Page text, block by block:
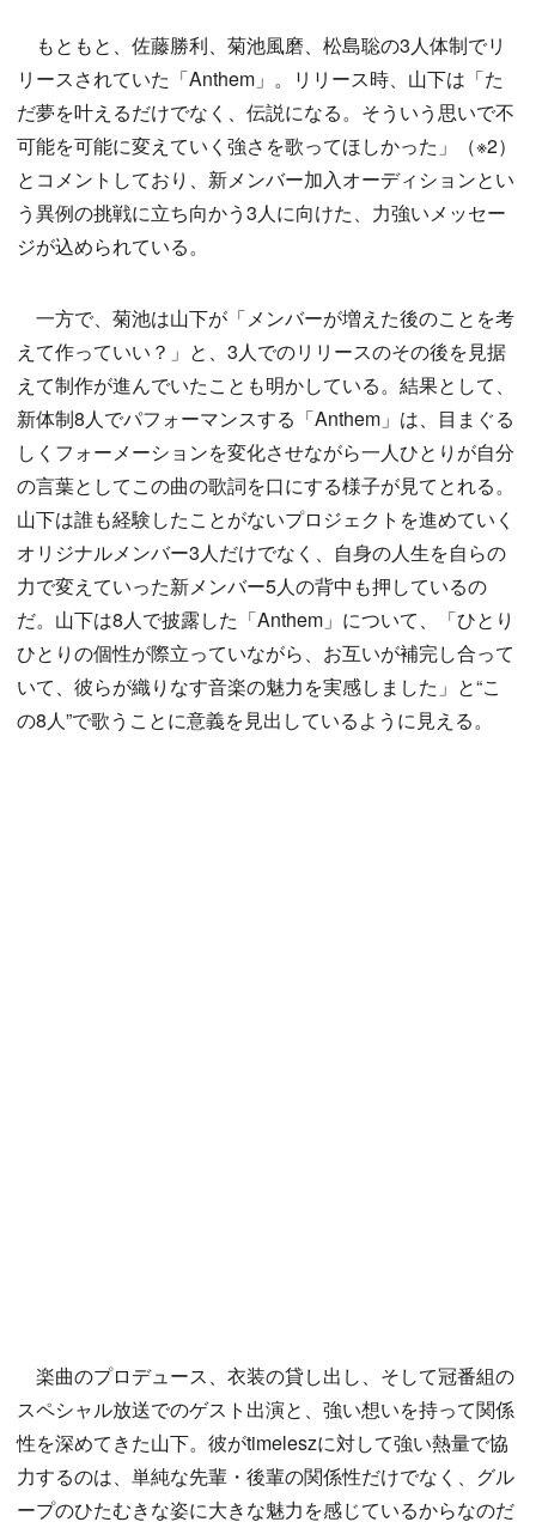
もともと、佐藤勝利、菊池風磨、松島聡の3人体制でリ
リースされていた「Anthem」。リリース時、山下は「た
だ夢を叶えるだけでなく、伝説になる。そういう思いで不
可能を可能に変えていく強さを歌ってほしかった」（※2）
とコメントしており、新メンバー加入オーディションとい
う異例の挑戦に立ち向かう3人に向けた、力強いメッセー
ジが込められている。
一方で、菊池は山下が「メンバーが増えた後のことを考
えて作っていい？」と、3人でのリリースのその後を見据
えて制作が進んでいたことも明かしている。結果として、
新体制8人でパフォーマンスする「Anthem」は、目まぐる
しくフォーメーションを変化させながら一人ひとりが自分
の言葉としてこの曲の歌詞を口にする様子が見てとれる。
山下は誰も経験したことがないプロジェクトを進めていく
オリジナルメンバー3人だけでなく、自身の人生を自らの
力で変えていった新メンバー5人の背中も押しているの
だ。山下は8人で披露した「Anthem」について、「ひとり
ひとりの個性が際立っていながら、お互いが補完し合って
いて、彼らが織りなす音楽の魅力を実感しました」と“こ
の8人”で歌うことに意義を見出しているように見える。
楽曲のプロデュース、衣装の貸し出し、そして冠番組の
スペシャル放送でのゲスト出演と、強い想いを持って関係
性を深めてきた山下。彼がtimeleszに対して強い熱量で協
力するのは、単純な先輩・後輩の関係性だけでなく、グル
ープのひたむきな姿に大きな魅力を感じているからなのだ